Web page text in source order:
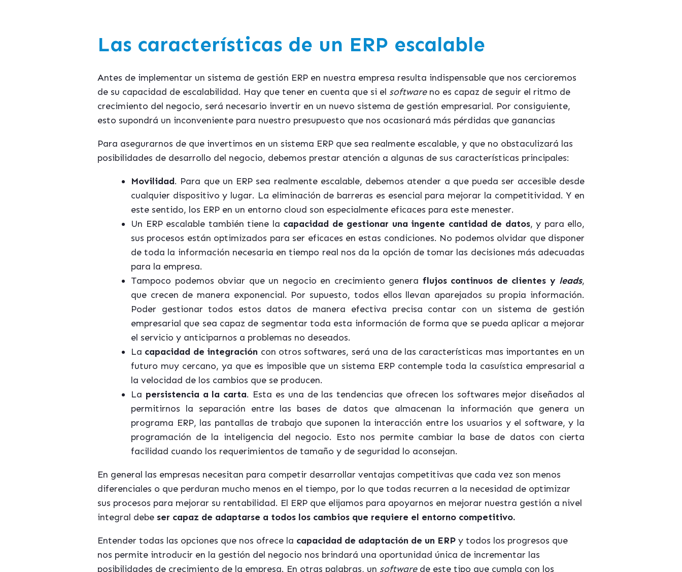
Las características de un ERP escalable
Antes de implementar un sistema de gestión ERP en nuestra empresa resulta indispensable que nos cercioremos
de su capacidad de escalabilidad. Hay que tener en cuenta que si el software no es capaz de seguir el ritmo de
crecimiento del negocio, será necesario invertir en un nuevo sistema de gestión empresarial. Por consiguiente,
esto supondrá un inconveniente para nuestro presupuesto que nos ocasionará más pérdidas que ganancias
Para asegurarnos de que invertimos en un sistema ERP que sea realmente escalable, y que no obstaculizará las
posibilidades de desarrollo del negocio, debemos prestar atención a algunas de sus características principales:
Movilidad. Para que un ERP sea realmente escalable, debemos atender a que pueda ser accesible desde
cualquier dispositivo y lugar. La eliminación de barreras es esencial para mejorar la competitividad. Y en
este sentido, los ERP en un entorno cloud son especialmente eficaces para este menester.
Un ERP escalable también tiene la capacidad de gestionar una ingente cantidad de datos, y para ello,
sus procesos están optimizados para ser eficaces en estas condiciones. No podemos olvidar que disponer
de toda la información necesaria en tiempo real nos da la opción de tomar las decisiones más adecuadas
para la empresa.
Tampoco podemos obviar que un negocio en crecimiento genera flujos continuos de clientes y leads,
que crecen de manera exponencial. Por supuesto, todos ellos llevan aparejados su propia información.
Poder gestionar todos estos datos de manera efectiva precisa contar con un sistema de gestión
empresarial que sea capaz de segmentar toda esta información de forma que se pueda aplicar a mejorar
el servicio y anticiparnos a problemas no deseados.
La capacidad de integración con otros softwares, será una de las características mas importantes en un
futuro muy cercano, ya que es imposible que un sistema ERP contemple toda la casuística empresarial a
la velocidad de los cambios que se producen.
La persistencia a la carta. Esta es una de las tendencias que ofrecen los softwares mejor diseñados al
permitirnos la separación entre las bases de datos que almacenan la información que genera un
programa ERP, las pantallas de trabajo que suponen la interacción entre los usuarios y el software, y la
programación de la inteligencia del negocio. Esto nos permite cambiar la base de datos con cierta
facilidad cuando los requerimientos de tamaño y de seguridad lo aconsejan.
En general las empresas necesitan para competir desarrollar ventajas competitivas que cada vez son menos
diferenciales o que perduran mucho menos en el tiempo, por lo que todas recurren a la necesidad de optimizar
sus procesos para mejorar su rentabilidad. El ERP que elijamos para apoyarnos en mejorar nuestra gestión a nivel
integral debe ser capaz de adaptarse a todos los cambios que requiere el entorno competitivo.
Entender todas las opciones que nos ofrece la capacidad de adaptación de un ERP y todos los progresos que
nos permite introducir en la gestión del negocio nos brindará una oportunidad única de incrementar las
posibilidades de crecimiento de la empresa. En otras palabras, un software de este tipo que cumpla con los